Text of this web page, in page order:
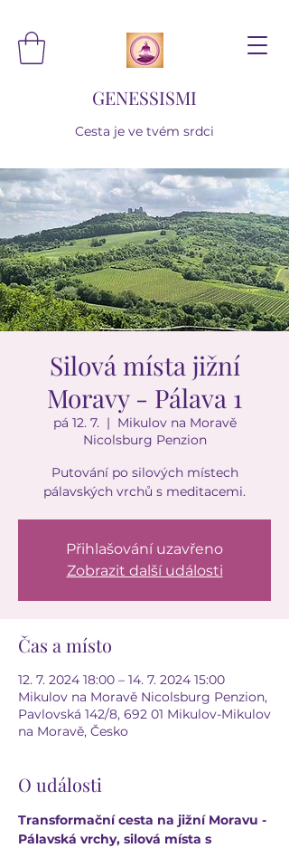
GENESSISMI
Cesta je ve tvém srdci
Silová místa jižní
Moravy - Pálava 1
pá 12. 7.
  |
Mikulov na Moravě
Nicolsburg Penzion
Putování po silových místech
pálavských vrchů s meditacemi.
Přihlašování uzavřeno
Zobrazit další události
Čas a místo
12. 7. 2024 18:00 – 14. 7. 2024 15:00
Mikulov na Moravě Nicolsburg Penzion,
Pavlovská 142/8, 692 01 Mikulov-Mikulov
na Moravě, Česko
O události
Transformační cesta na jižní Moravu -
Pálavská vrchy, silová místa s